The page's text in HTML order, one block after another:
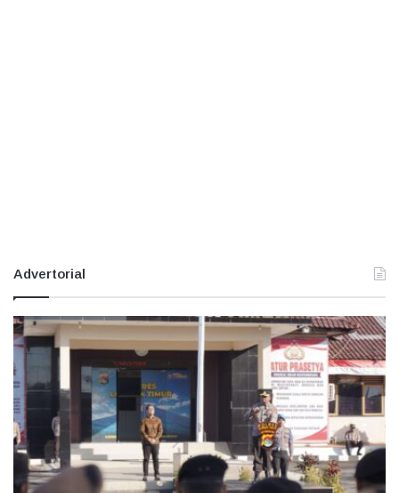
Advertorial